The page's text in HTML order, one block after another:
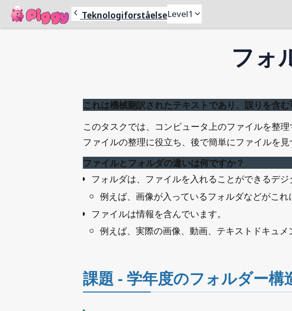
Piggy Teknologiforståelse Level1
フォ
これは機械翻訳されたテキストであり、誤りを含
このタスクでは、コンピュータ上のファイルを整
ファイルの整理に役立ち、後で簡単にファイルを見
ファイルとフォルダの違いは何ですか？
フォルダは、ファイルを入れることができるデジ
例えば、画像が入っているフォルダなどがこれ
ファイルは情報を含んでいます。
例えば、実際の画像、動画、テキストドキュメ
課題 - 学年度のフォルダー構